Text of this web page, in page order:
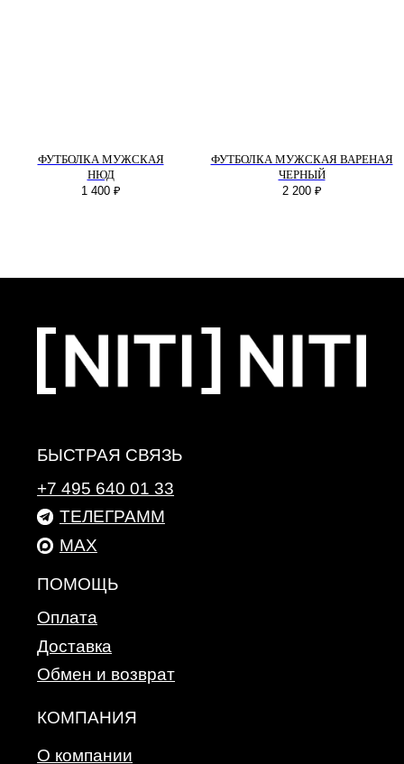
ФУТБОЛКА МУЖСКАЯ
НЮД
1 400 ₽
ФУТБОЛКА МУЖСКАЯ ВАРЕНАЯ
ЧЕРНЫЙ
2 200 ₽
О компании
Доставка